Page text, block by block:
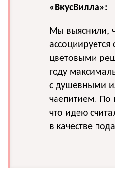
«ВкусВилла»:
Мы выяснили,
цветовыми
году
с душевными
чаепитием. По
что идею
в качестве